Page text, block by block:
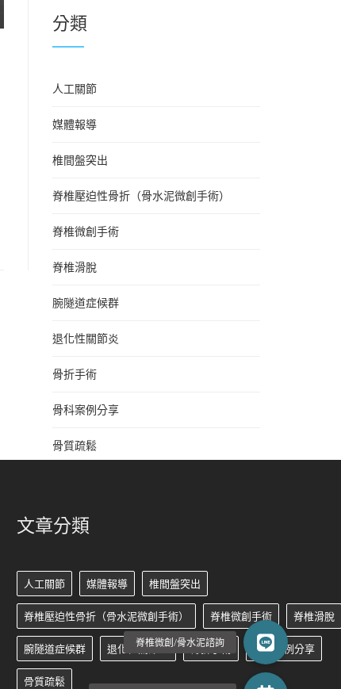
分類
人工關節
媒體報導
椎間盤突出
脊椎壓迫性骨折（骨水泥微創手術）
脊椎微創手術
脊椎滑脫
腕隧道症候群
退化性關節炎
骨折手術
骨科案例分享
骨質疏鬆
文章分類
人工關節 媒體報導 椎間盤突出
脊椎壓迫性骨折（骨水泥微創手術） 脊椎微創手術 脊椎滑脫
腕隧道症候群 退化性關節炎 骨折手術 骨科案例分享
骨質疏鬆